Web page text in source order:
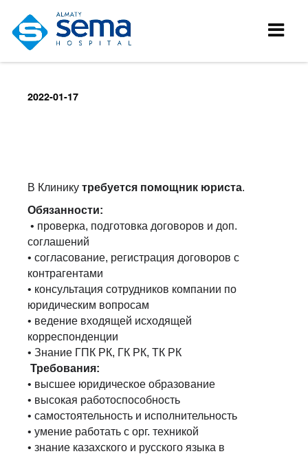
2022-01-17
В Клинику требуется помощник юриста.
Обязанности:
• проверка, подготовка договоров и доп.
соглашений
• согласование, регистрация договоров с
контрагентами
• консультация сотрудников компании по
юридическим вопросам
• ведение входящей исходящей
корреспонденции
• Знание ГПК РК, ГК РК, ТК РК
Требования:
• высшее юридическое образование
• высокая работоспособность
• самостоятельность и исполнительность
• умение работать с орг. техникой
• знание казахского и русского языка в